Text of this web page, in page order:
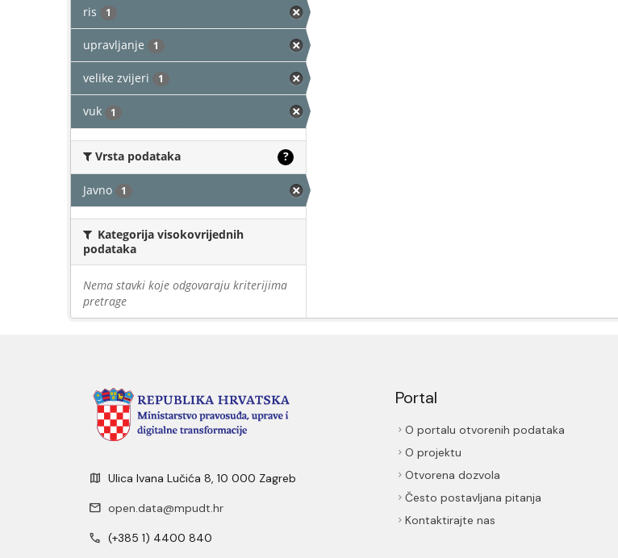
ris 1
upravljanje 1
velike zvijeri 1
vuk 1
Vrsta podataka ?
Javno 1
Kategorija visokovrijednih
podataka
Nema stavki koje odgovaraju kriterijima
pretrage